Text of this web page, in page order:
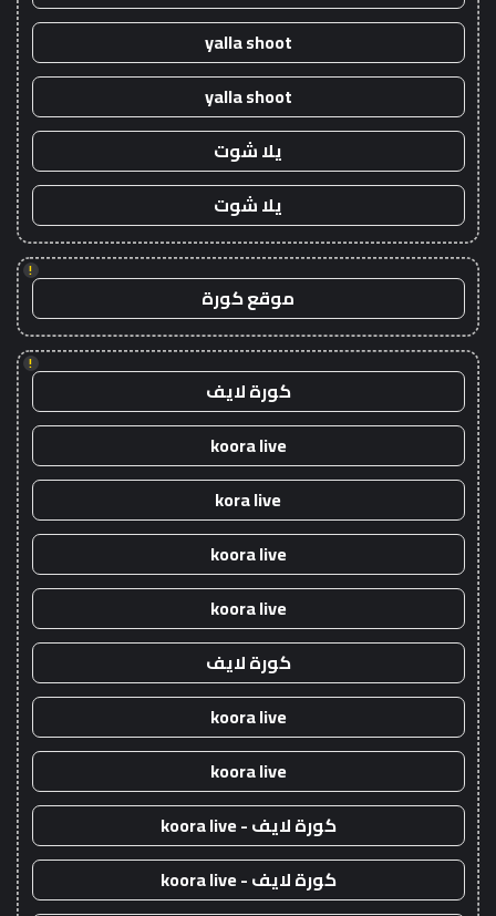
yalla shoot
yalla shoot
يلا شوت
يلا شوت
!
موقع كورة
!
كورة لايف
koora live
kora live
koora live
koora live
كورة لايف
koora live
koora live
كورة لايف - koora live
كورة لايف - koora live